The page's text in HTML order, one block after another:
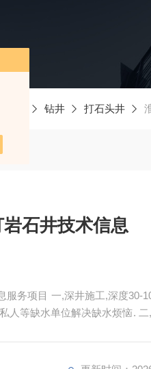
钻井 打石头井
石井技术信息
务项目 一,深井施工,深度30-
人等缺水单位解决缺水烦恼.